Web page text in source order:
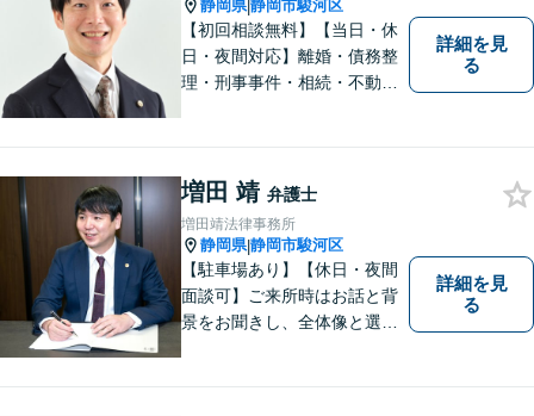
静岡県|静岡市駿河区
【初回相談無料】【当日・休
日・夜間対応】離婚・債務整
理・刑事事件・相続・不動産
す。法人・個人事業主の事業
再建・債務整理の問題解決に
自信があります。
詳細を見
る
増田 靖 弁護士
増田靖法律事務所
静岡県|静岡市駿河区
【駐車場あり】【休日・夜間
面談可】ご来所時はお話と背
景をお聞きし、全体像と選択
詳細を見
る